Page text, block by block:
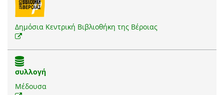
Δημόσια Κεντρική Βιβλιοθήκη της Βέροιας
συλλογή
Μέδουσα